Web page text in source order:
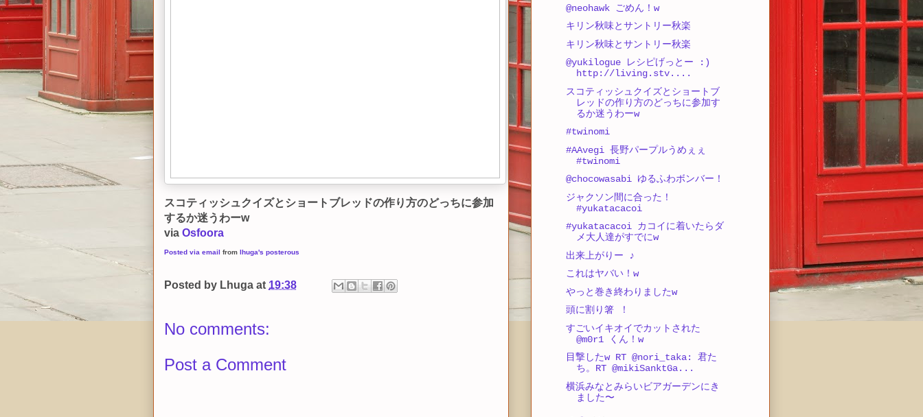
スコティッシュクイズとショートブレッドの作り方のどっちに参加
するか迷うわーw
via Osfoora
Posted via email from lhuga's posterous
Posted by Lhuga at 19:38
No comments:
Post a Comment
@neohawk ごめん！w
キリン秋味とサントリー秋楽
キリン秋味とサントリー秋楽
@yukilogue レシピげっとー :)
http://living.stv....
スコティッシュクイズとショートブ
レッドの作り方のどっちに参加す
るか迷うわーw
#twinomi
#AAvegi 長野パープルうめぇぇ
#twinomi
@chocowasabi ゆるふわボンバー！
ジャクソン間に合った！
#yukatacacoi
#yukatacacoi カコイに着いたらダ
メ大人達がすでにw
出来上がりー ♪
これはヤバい！w
やっと巻き終わりましたw
頭に割り箸 ！
すごいイキオイでカットされた
@m0r1 くん！w
目撃したw RT @nori_taka: 君た
ち。RT @mikiSanktGa...
横浜みなとみらいビアガーデンにき
ました〜